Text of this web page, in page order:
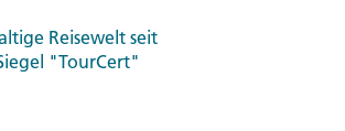
Reisewelt seit
"TourCert"